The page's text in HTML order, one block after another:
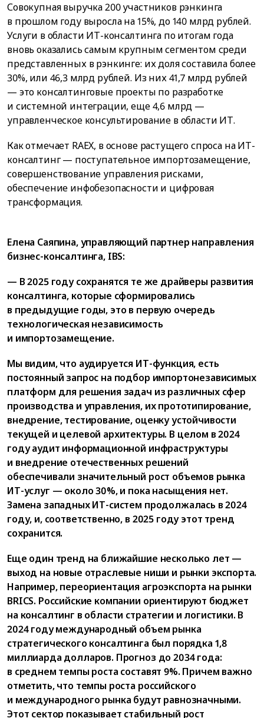
Совокупная выручка 200 участников рэнкинга
в прошлом году выросла на 15%, до 140 млрд рублей.
Услуги в области ИТ-консалтинга по итогам года
вновь оказались самым крупным сегментом среди
представленных в рэнкинге: их доля составила более
30%, или 46,3 млрд рублей. Из них 41,7 млрд рублей
— это консалтинговые проекты по разработке
и системной интеграции, еще 4,6 млрд —
управленческое консультирование в области ИТ.
Как отмечает RAEX, в основе растущего спроса на ИТ-
консалтинг — поступательное импортозамещение,
совершенствование управления рисками,
обеспечение инфобезопасности и цифровая
трансформация.
Елена Саяпина, управляющий партнер направления
бизнес-консалтинга, IBS:
— В 2025 году сохранятся те же драйверы развития
консалтинга, которые сформировались
в предыдущие годы, это в первую очередь
технологическая независимость
и импортозамещение.
Мы видим, что аудируется ИТ-функция, есть
постоянный запрос на подбор импортонезависимых
платформ для решения задач из различных сфер
производства и управления, их прототипирование,
внедрение, тестирование, оценку устойчивости
текущей и целевой архитектуры. В целом в 2024
году аудит информационной инфраструктуры
и внедрение отечественных решений
обеспечивали значительный рост объемов рынка
ИТ-услуг — около 30%, и пока насыщения нет.
Замена западных ИТ-систем продолжалась в 2024
году, и, соответственно, в 2025 году этот тренд
сохранится.
Еще один тренд на ближайшие несколько лет —
выход на новые отраслевые ниши и рынки экспорта.
Например, переориентация агроэкспорта на рынки
BRICS. Российские компании ориентируют бюджет
на консалтинг в области стратегии и логистики. В
2024 году международный объем рынка
стратегического консалтинга был порядка 1,8
миллиарда долларов. Прогноз до 2034 года:
в среднем темпы роста составят 9%. Причем важно
отметить, что темпы роста российского
и международного рынка будут равнозначными.
Этот сектор показывает стабильный рост